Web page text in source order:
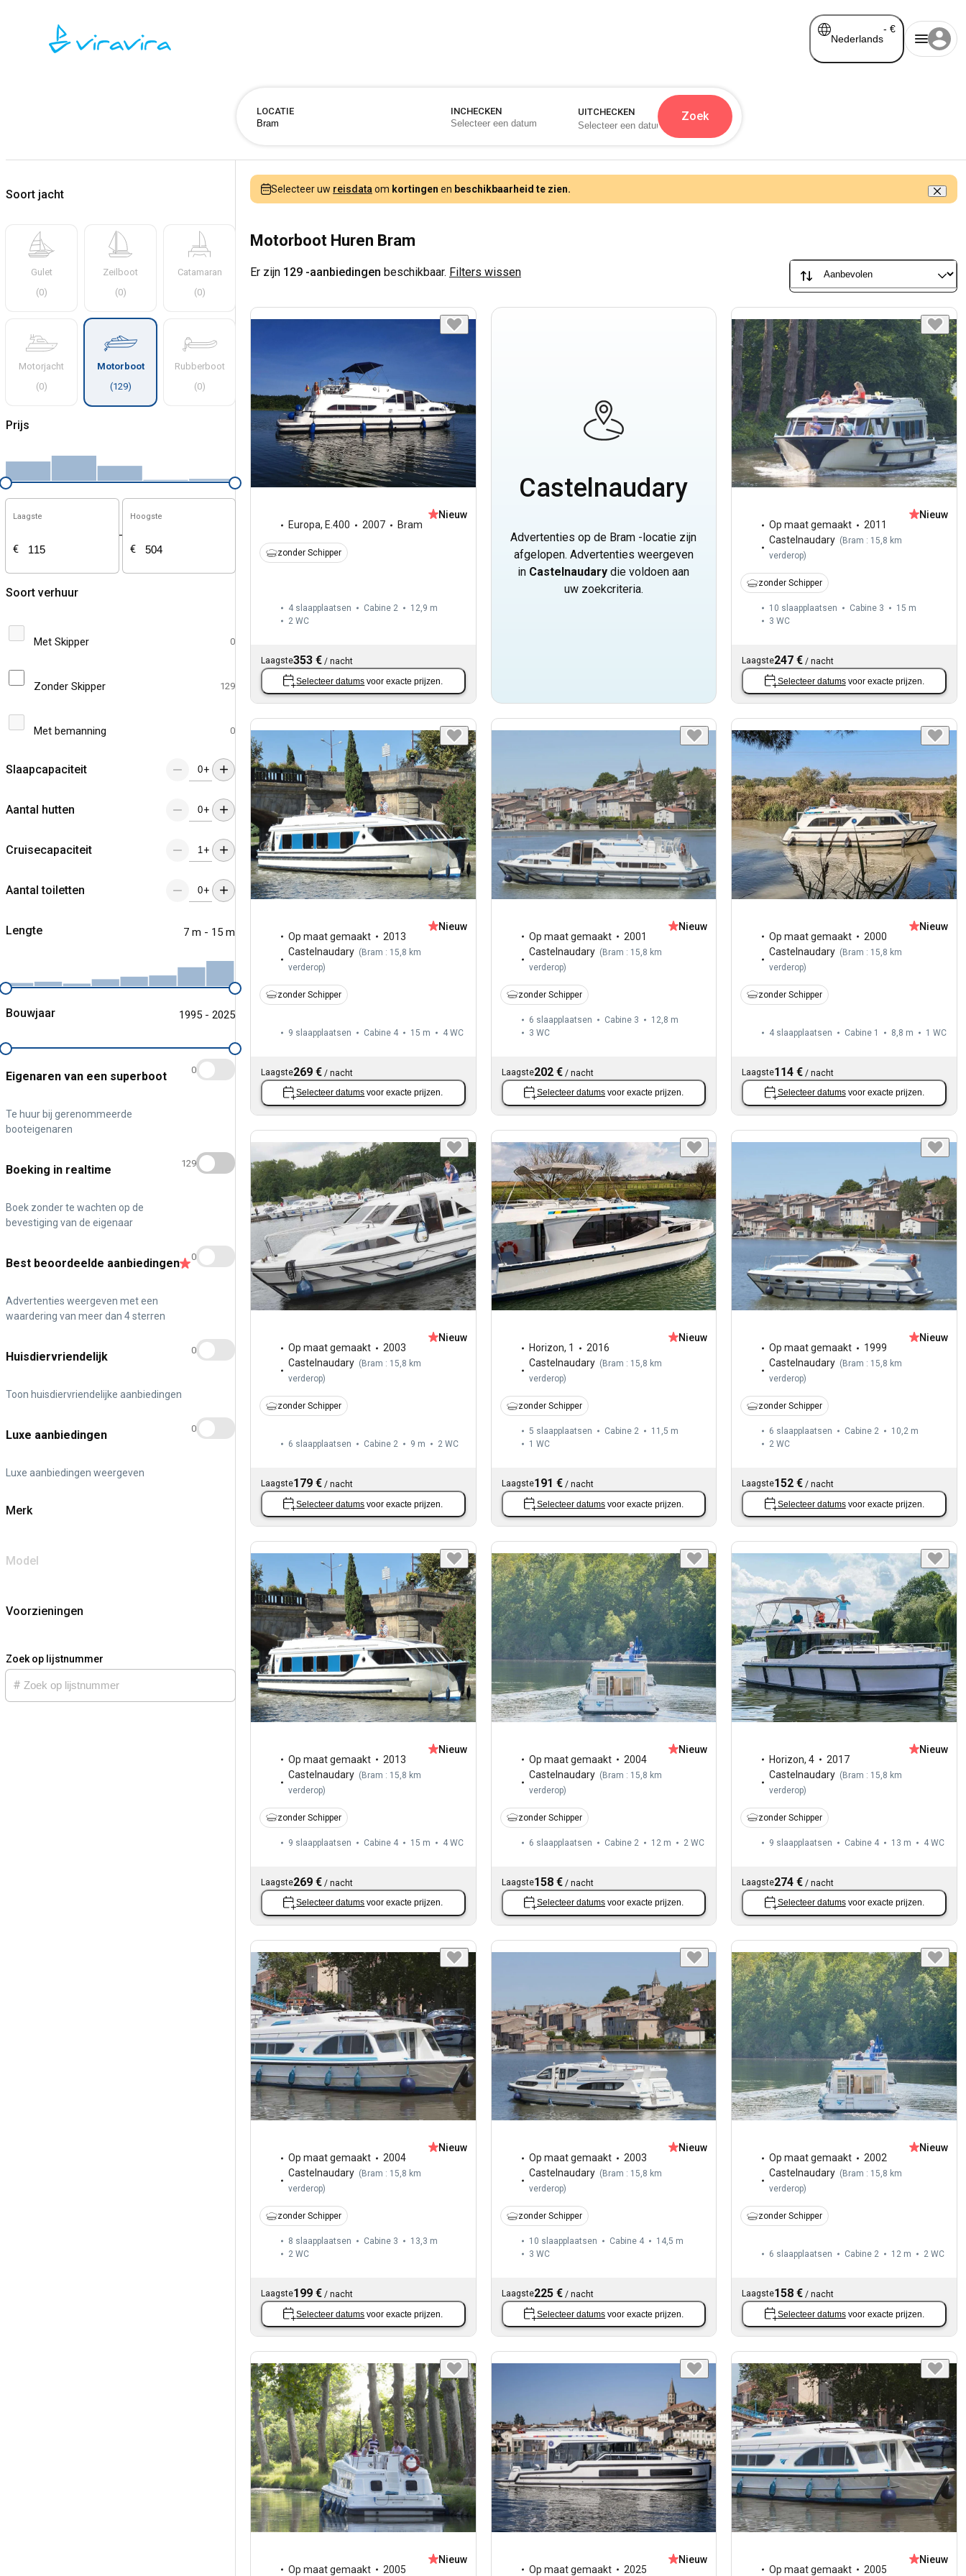
Nederlands
- €
LOCATIE INCHECKEN UITCHECKEN Zoek
Soort jacht
Gulet
(0)
Zeilboot
(0)
Catamaran
(0)
Motorjacht
(0)
Motorboot
(129)
Rubberboot
(0)
Prijs
Laagste
€
-
Hoogste
€
Soort verhuur
Met Skipper 0
Zonder Skipper 129
Met bemanning 0
Slaapcapaciteit +
Aantal hutten +
Cruisecapaciteit +
Aantal toiletten +
Lengte 7 m - 15 m
Bouwjaar 1995 - 2025
Eigenaren van een superboot
Te huur bij gerenommeerde
booteigenaren
0
Boeking in realtime
Boek zonder te wachten op de
bevestiging van de eigenaar
129
Best beoordeelde aanbiedingen
Advertenties weergeven met een
waardering van meer dan 4 sterren
0
Huisdiervriendelijk
Toon huisdiervriendelijke aanbiedingen
0
Luxe aanbiedingen
Luxe aanbiedingen weergeven
0
Merk
Model
Voorzieningen
Zoek op lijstnummer
Selecteer uw reisdata om kortingen en beschikbaarheid te zien.
Motorboot Huren Bram
Er zijn 129 -aanbiedingen beschikbaar. Filters wissen
Europa, E.400 2007 Bram
Nieuw
zonder Schipper
4 slaapplaatsen Cabine 2
12,9 m
2 WC
Laagste353 € / nacht
Selecteer datums voor exacte prijzen.
Castelnaudary
Advertenties op de Bram -locatie zijn
afgelopen. Advertenties weergeven
in Castelnaudarydie voldoen aan
uw zoekcriteria.
Op maat gemaakt
2011
Castelnaudary ( Bram : 15,8 km
verderop)
Nieuw
zonder Schipper
10 slaapplaatsen Cabine 3
15 m
3 WC
Laagste247 € /nacht
Selecteer datums voor exacte prijzen.
Op maat gemaakt
2013
Castelnaudary (Bram : 15,8 km
verderop)
Nieuw
zonder Schipper
9 slaapplaatsen Cabine 4 15 m 4 WC
Laagste269 € / nacht
Selecteer datums voor exacte prijzen.
Op maat gemaakt
2001
Castelnaudary (Bram : 15,8 km
verderop)
Nieuw
zonder Schipper
6 slaapplaatsen Cabine 3
12,8 m
3 WC
Laagste202 €/ nacht
Selecteer datums voor exacte prijzen.
Op maat gemaakt
2000
Castelnaudary (Bram : 15,8 km
verderop)
Nieuw
zonder Schipper
4 slaapplaatsen Cabine 1 8,8 m 1 WC
Laagste114 € /nacht
Selecteer datums voor exacte prijzen.
Op maat gemaakt
2003
Castelnaudary ( Bram : 15,8 km
verderop)
Nieuw
zonder Schipper
6 slaapplaatsen Cabine 2 9 m 2 WC
Laagste179 € / nacht
Selecteer datums voor exacte prijzen.
Horizon, 1
2016
Castelnaudary ( Bram : 15,8 km
verderop)
Nieuw
zonder Schipper
5 slaapplaatsen Cabine 2
11,5 m
1 WC
Laagste191 €/ nacht
Selecteer datums voor exacte prijzen.
Op maat gemaakt
1999
Castelnaudary ( Bram : 15,8 km
verderop)
Nieuw
zonder Schipper
6 slaapplaatsen Cabine 2
10,2 m
2 WC
Laagste152 € /nacht
Selecteer datums voor exacte prijzen.
Op maat gemaakt
2013
Castelnaudary (Bram : 15,8 km
verderop)
Nieuw
zonder Schipper
9 slaapplaatsen Cabine 4 15 m 4 WC
Laagste269 € / nacht
Selecteer datums voor exacte prijzen.
Op maat gemaakt
2004
Castelnaudary (Bram : 15,8 km
verderop)
Nieuw
zonder Schipper
6 slaapplaatsen Cabine 2 12 m 2 WC
Laagste158 €/ nacht
Selecteer datums voor exacte prijzen.
Horizon,4
2017
Castelnaudary (Bram : 15,8 km
verderop)
Nieuw
zonder Schipper
9 slaapplaatsen Cabine 4 13 m 4 WC
Laagste274 € /nacht
Selecteer datums voor exacte prijzen.
Op maat gemaakt
2004
Castelnaudary ( Bram : 15,8 km
verderop)
Nieuw
zonder Schipper
8 slaapplaatsen Cabine 3
13,3 m
2 WC
Laagste199 € / nacht
Selecteer datums voor exacte prijzen.
Op maat gemaakt
2003
Castelnaudary ( Bram : 15,8 km
verderop)
Nieuw
zonder Schipper
10 slaapplaatsen Cabine 4
14,5 m
3 WC
Laagste225 €/ nacht
Selecteer datums voor exacte prijzen.
Op maat gemaakt
2002
Castelnaudary ( Bram : 15,8 km
verderop)
Nieuw
zonder Schipper
6 slaapplaatsen Cabine 2 12 m 2 WC
Laagste158 € /nacht
Selecteer datums voor exacte prijzen.
Op maat gemaakt 2005
Nieuw
Op maat gemaakt
2025
Nieuw
Op maat gemaakt
2005
Nieuw